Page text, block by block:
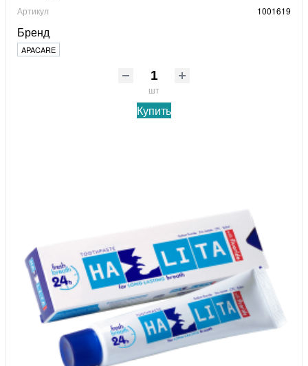
Артикул 1001619
Бренд
APACARE
шт
Купить